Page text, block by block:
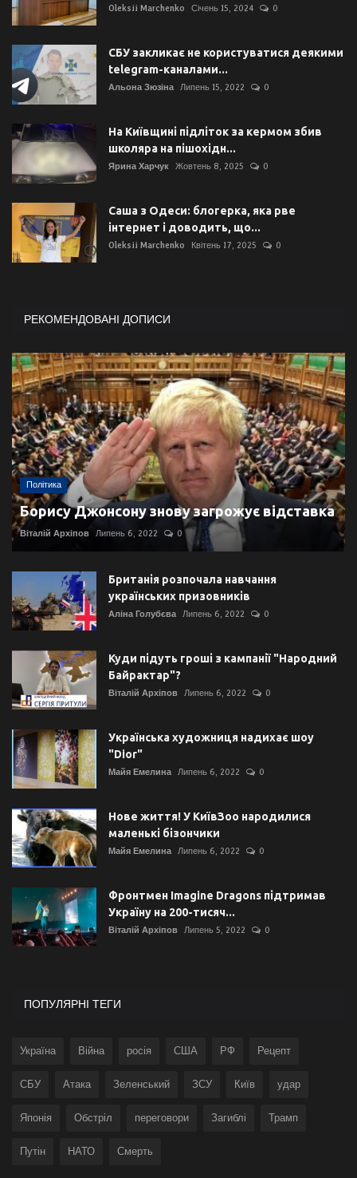
Oleksii Marchenko Січень 15, 2024 0
СБУ закликає не користуватися деякими
telegram-каналами...
Альона Зюзіна Липень 15, 2022 0
На Київщині підліток за кермом збив
школяра на пішохідн...
Ярина Харчук Жовтень 8, 2025 0
Саша з Одеси: блогерка, яка рве
інтернет і доводить, що...
Oleksii Marchenko Квітень 17, 2025 0
РЕКОМЕНДОВАНІ ДОПИСИ
Політика
Борису Джонсону знову загрожує відставка
Віталій Архіпов Липень 6, 2022 0
Британія розпочала навчання
українських призовників
Аліна Голубєва Липень 6, 2022 0
Куди підуть гроші з кампанії "Народний
Байрактар"?
Віталій Архіпов Липень 6, 2022 0
Українська художниця надихає шоу
"Dior"
Майя Емелина Липень 6, 2022 0
Нове життя! У КиївЗоо народилися
маленькі бізончики
Майя Емелина Липень 6, 2022 0
Фронтмен Imagine Dragons підтримав
Україну на 200-тисяч...
Віталій Архіпов Липень 5, 2022 0
ПОПУЛЯРНІ ТЕГИ
Україна Війна росія США РФ Рецепт
СБУ Атака Зеленський ЗСУ Київ удар
Японія Обстріл переговори Загиблі Трамп
Путін НАТО Смерть